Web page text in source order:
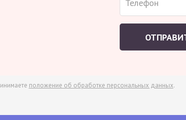
положение об обработке персональных данных.